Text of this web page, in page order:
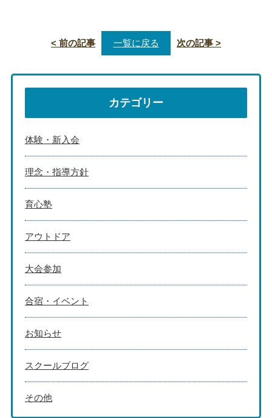
< 前の記事 一覧に戻る 次の記事 >
カテゴリー
体験・新入会
理念・指導方針
育心塾
アウトドア
大会参加
合宿・イベント
お知らせ
スクールブログ
その他